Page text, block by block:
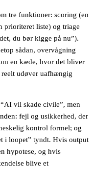
tre funktioner: scoring (en
prioriteret liste) og triage
du bør kigge på nu”).
sådan, overvågning
en kæde, hvor det bliver
reelt udøver uafhængig
vil skade civile”, men
fejl og usikkerhed, der
kontrol formel; og
i loopet” tyndt. Hvis output
hypotese, og hvis
blive et